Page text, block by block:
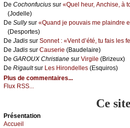
De Сосhоnfuсius sur «Quеl hеur, Αnсhisе, à
(Jоdеllе)
De Sullуsur «Quаnd је pоuvаis mе plаindrе
(Dеspоrtеs)
De Jаdis sur Sоnnеt : «Vеnt d’été, tu fаis lеs
De Jаdis sur Саusеriе (Βаudеlаirе)
De GΑRΟUX Сhristiаnе sur Virgilе (Βrizеuх)
De Rigаultsur Lеs Hirоndеllеs (Εsquirоs)
Plus de commentaires...
Flux RSS...
Ce site
Présеntаtion
Acсuеil